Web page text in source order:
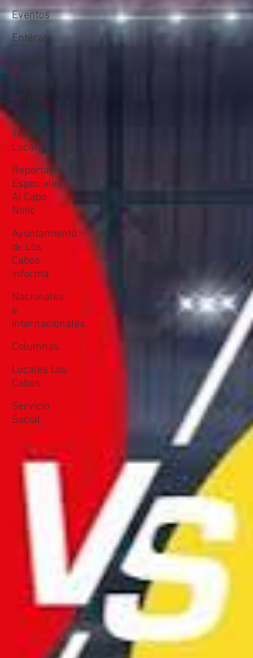
Eventos
Entérate
Deportes
Sólo
Tránsito
Local
Reportajes
Especiales
Al Cabo
Notic
Ayuntamiento
de Los
Cabos
Informa
Nacionales
e
Internacionales
Columnas
Locales Los
Cabos
Servicio
Social